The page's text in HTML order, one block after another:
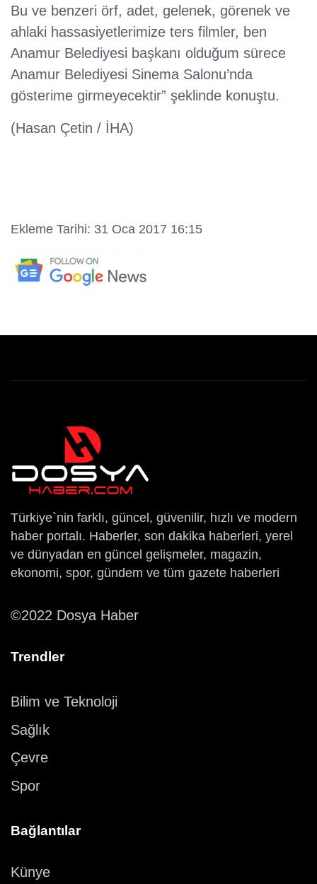
Bu ve benzeri örf, adet, gelenek, görenek ve
ahlaki hassasiyetlerimize ters filmler, ben
Anamur Belediyesi başkanı olduğum sürece
Anamur Belediyesi Sinema Salonu’nda
gösterime girmeyecektir” şeklinde konuştu.
(Hasan Çetin / İHA)
Ekleme Tarihi: 31 Oca 2017 16:15
Türkiye`nin farklı, güncel, güvenilir, hızlı ve modern
haber portalı. Haberler, son dakika haberleri, yerel
ve dünyadan en güncel gelişmeler, magazin,
ekonomi, spor, gündem ve tüm gazete haberleri
©2022 Dosya Haber
Trendler
Bilim ve Teknoloji
Sağlık
Çevre
Spor
Bağlantılar
Künye